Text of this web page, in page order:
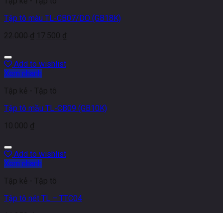
Tập tô màu TL-CB07/DO (GB18K)
22.000₫ 17.500 ₫
Add to wishlist
Xem nhanh
Tập kẻ - Tập tô
Tập tô mầu TL-CB09 (GB10K)
10.000 ₫
Add to wishlist
Xem nhanh
Tập kẻ - Tập tô
Tập tô nét TL – TTC04